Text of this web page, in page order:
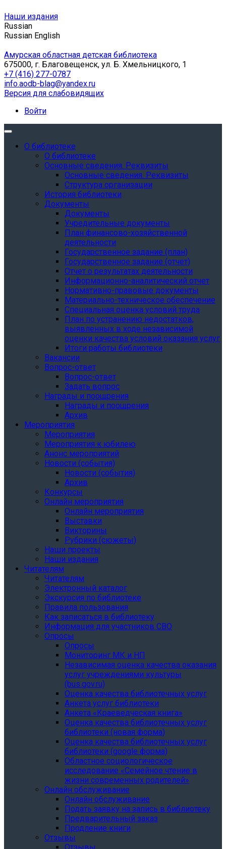
Наши издания
Russian
Russian English
Амурская областная детская библиотека
675000, г. Благовещенск, ул. Б. Хмельницкого, 1
+7 (416) 277-0787
info.aodb-blag@yandex.ru
Версия для слабовидящих
Войти
О библиотеке
О библиотеке
Основные сведения. Реквизиты
Основные сведения. Реквизиты
Структура организации
История библиотеки
Документы
Документы
Учредительные документы
План финансово-хозяйственной
деятельности
Государственное задание (план)
Государственное задание (отчет)
Отчет о результатах деятельности
Информационно-аналитический отчет
Нормативно-правовые документы
Материально-техническое обеспечение
Специальная оценка условий труда
План по устранению недостатков,
выявленных в ходе независимой
оценки качества условий оказания услуг
Итоги работы библиотеки
Вакансии
Вопрос-ответ
Вопрос-ответ
Задать вопрос
Награды и поощрения
Награды и поощрения
Архив
Мероприятия
Мероприятия
Мероприятия к юбилею
Анонс мероприятий
Новости (события)
Новости (события)
Архив
Конкурсы
Онлайн мероприятия
Онлайн мероприятия
Выставки
Викторины
Рубрики (сюжеты)
Наши проекты
Наши издания
Читателям
Читателям
Электронный каталог
Экскурсия по библиотеке
Правила пользования
Как записаться в библиотеку
Информация для участников СВО
Опросы
Опросы
Мониторинг МК и НП
Независимая оценка качества оказания
услуг учреждениями культуры
(bus.gov.ru)
Оценка качества библиотечных услуг
Анкета услуг библиотеки
Анкета «Краеведческая книга»
Oценка качества библиотечных услуг
библиотеки (новая форма)
Oценка качества библиотечных услуг
библиотеки (google форма)
Областное социологическое
исследование «Семейное чтение в
жизни современных родителей»
Онлайн обслуживание
Онлайн обслуживание
Подать заявку на запись в библиотеку
Предварительный заказ
Продление книги
Отзывы